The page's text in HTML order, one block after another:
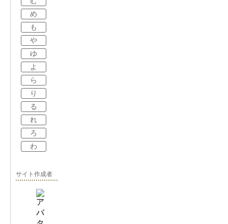
め
も
や
ゆ
よ
ら
り
る
れ
ろ
わ
サイト作成者